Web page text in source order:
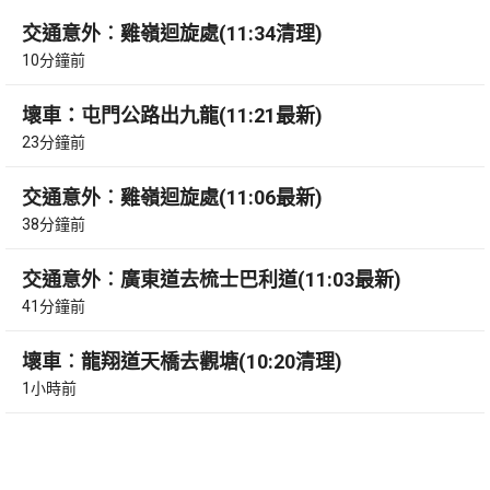
交通意外︰雞嶺迴旋處(11:34清理)
10分鐘前
壞車：屯門公路出九龍(11:21最新)
23分鐘前
交通意外︰雞嶺迴旋處(11:06最新)
38分鐘前
交通意外︰廣東道去梳士巴利道(11:03最新)
41分鐘前
壞車︰龍翔道天橋去觀塘(10:20清理)
1小時前